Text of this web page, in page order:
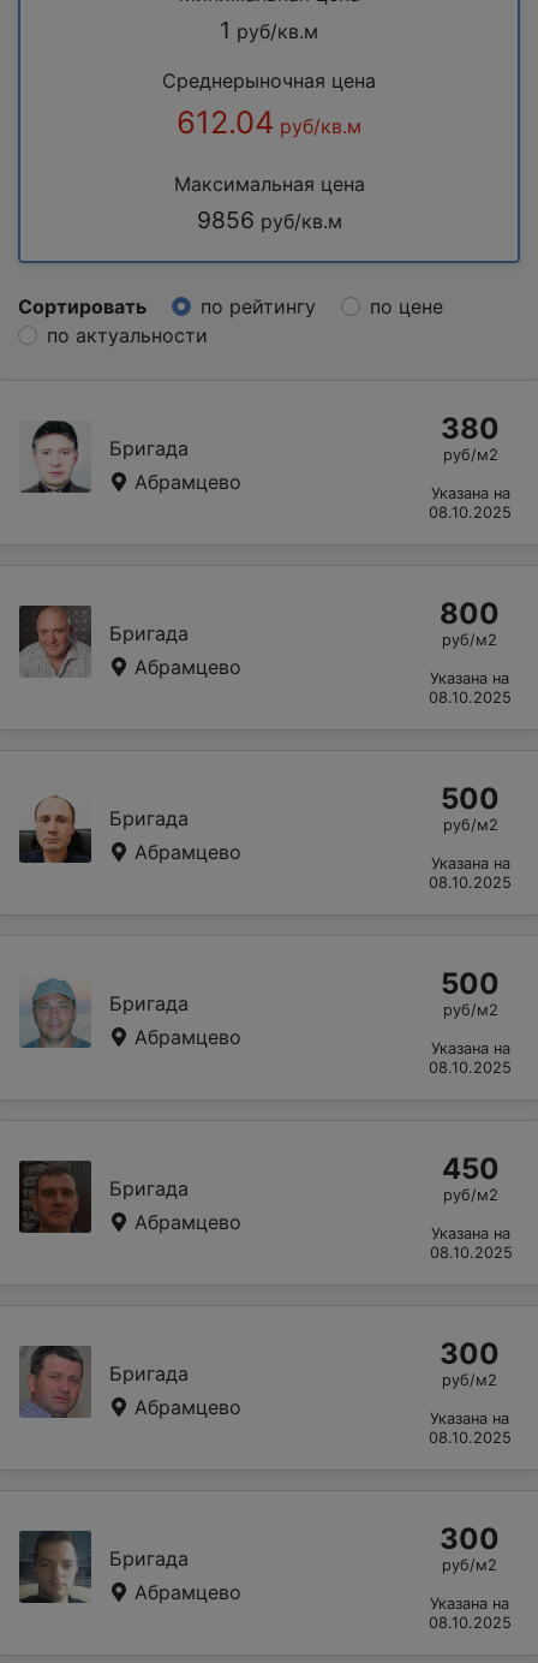
1 руб/кв.м
Среднерыночная цена
612.04 руб/кв.м
Максимальная цена
9856 руб/кв.м
Сортировать по рейтингу
по цене
по актуальности
Бригада
Абрамцево
380
руб/м2
Указана на
08.10.2025
Бригада
Абрамцево
800
руб/м2
Указана на
08.10.2025
Бригада
Абрамцево
500
руб/м2
Указана на
08.10.2025
Бригада
Абрамцево
500
руб/м2
Указана на
08.10.2025
Бригада
Абрамцево
450
руб/м2
Указана на
08.10.2025
Бригада
Абрамцево
300
руб/м2
Указана на
08.10.2025
Бригада
Абрамцево
300
руб/м2
Указана на
08.10.2025